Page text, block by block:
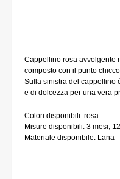
Cappellino rosa avvolgente
composto con il punto
Sulla sinistra del cappellino
e di dolcezza per una vera
Colori disponibili: rosa
Misure disponibili: 3 mesi,
Materiale disponibile: Lana